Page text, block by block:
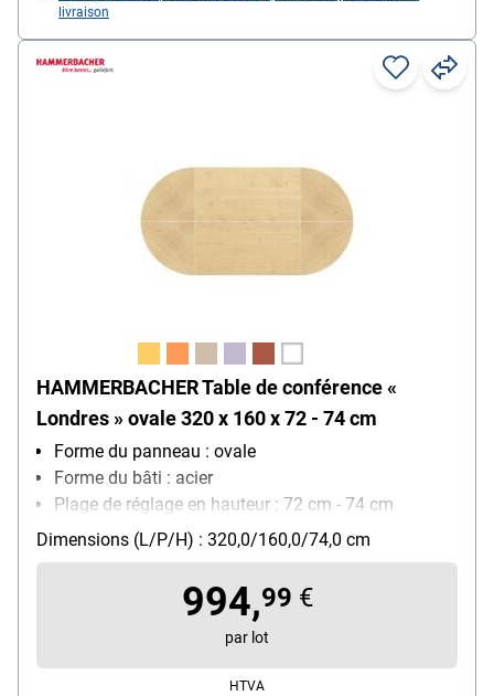
livraison
HAMMERBACHER Table de conférence «
Londres » ovale 320 x 160 x 72 - 74 cm
Forme du panneau : ovale
Forme du bâti : acier
Plage de réglage en hauteur : 72 cm - 74 cm
Dimensions (L/P/H) : 320,0/160,0/74,0 cm
994,99 €
par lot
HTVA